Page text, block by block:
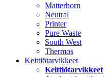
Matterhorn
Neutral
Printer
Pure Waste
South West
Thermos
Keittiötarvikkeet
Keittiötarvikkeet